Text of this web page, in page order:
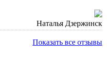
Наталья Дзержинск
Показать все отзывы